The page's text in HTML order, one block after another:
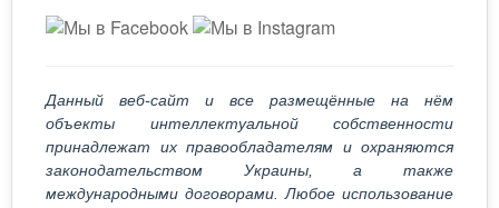
Данный веб-сайт и все размещённые на нём
объекты интеллектуальной собственности
принадлежат их правообладателям и охраняются
законодательством Украины, а также
международными договорами. Любое использование